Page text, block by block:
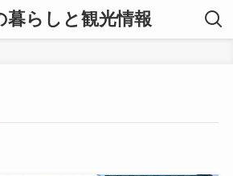
暮らしと観光情報